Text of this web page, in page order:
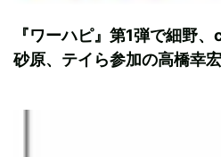
『ワーハピ』第1弾で細野
砂原、テイら参加の高橋幸